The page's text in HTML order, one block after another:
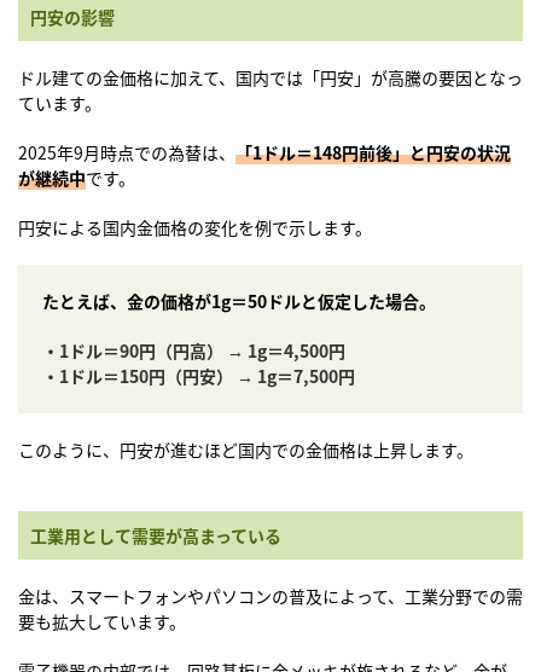
円安の影響
ドル建ての金価格に加えて、国内では「円安」が高騰の要因となっ
ています。
2025年9月時点での為替は、 「1ドル＝148円前後」と円安の状況
が継続中です。
円安による国内金価格の変化を例で示します。
たとえば、金の価格が1g＝50ドルと仮定した場合。
・1ドル＝90円（円高） → 1g＝4,500円
・1ドル＝150円（円安） → 1g＝7,500円
このように、円安が進むほど国内での金価格は上昇します。
工業用として需要が高まっている
金は、スマートフォンやパソコンの普及によって、工業分野での需
要も拡大しています。